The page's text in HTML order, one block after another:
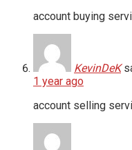
account buying
KevinDeK
1 year ago
account selling